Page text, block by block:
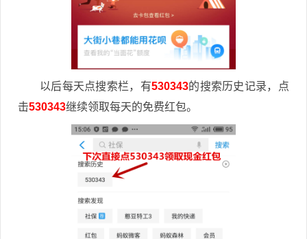
以后每天点搜索栏，有530343的搜索历史记录，点
击530343继续领取每天的免费红包。